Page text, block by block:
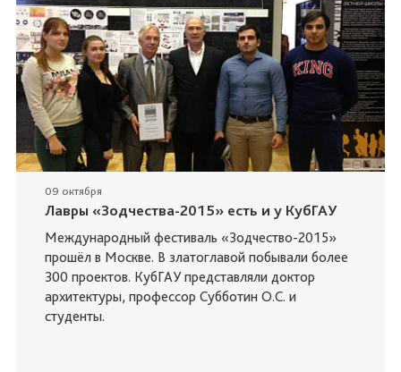
09 октября
Лавры «Зодчества-2015» есть и у КубГАУ
Международный фестиваль «Зодчество-2015»
прошёл в Москве. В златоглавой побывали более
300 проектов. КубГАУ представляли доктор
архитектуры, профессор Субботин О.С. и
студенты.